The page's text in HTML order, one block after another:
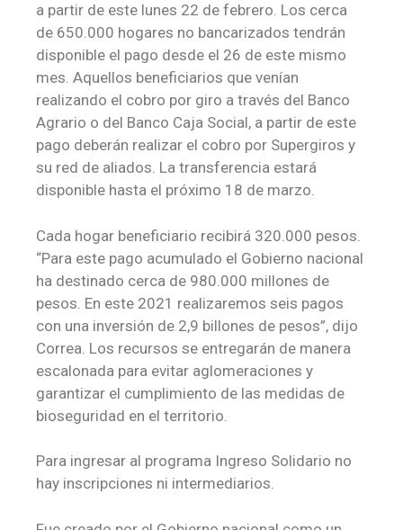
a partir de este lunes 22 de febrero. Los cerca
de 650.000 hogares no bancarizados tendrán
disponible el pago desde el 26 de este mismo
mes. Aquellos beneficiarios que venían
realizando el cobro por giro a través del Banco
Agrario o del Banco Caja Social, a partir de este
pago deberán realizar el cobro por Supergiros y
su red de aliados. La transferencia estará
disponible hasta el próximo 18 de marzo.
Cada hogar beneficiario recibirá 320.000 pesos.
“Para este pago acumulado el Gobierno nacional
ha destinado cerca de 980.000 millones de
pesos. En este 2021 realizaremos seis pagos
con una inversión de 2,9 billones de pesos”, dijo
Correa. Los recursos se entregarán de manera
escalonada para evitar aglomeraciones y
garantizar el cumplimiento de las medidas de
bioseguridad en el territorio.
Para ingresar al programa Ingreso Solidario no
hay inscripciones ni intermediarios.